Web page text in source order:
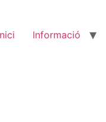
Informació